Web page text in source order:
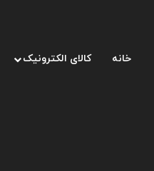
خانه کالای الکترونیک